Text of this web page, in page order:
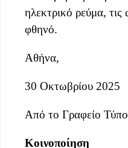
ηλεκτρικό ρεύμα, τις
φθηνό.
Αθήνα,
30 Οκτωβρίου 2025
Από το Γραφείο
Κοινοποίηση